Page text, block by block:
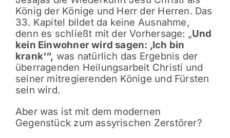
König der Könige und Herr der Herren. Das
33. Kapitel bildet da keine Ausnahme,
denn es schließt mit der Vorhersage: „Und
kein Einwohner wird sagen: ‚Ich bin
krank‘“, was natürlich das Ergebnis der
überragenden Heilungsarbeit Christi und
seiner mitregierenden Könige und Fürsten
sein wird.
Aber was ist mit dem modernen
Gegenstück zum assyrischen Zerstörer?